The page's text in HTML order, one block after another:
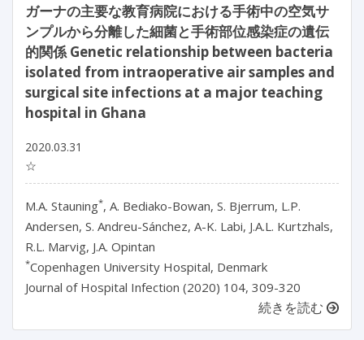
ガーナの主要な教育病院における手術中の空気サ
ンプルから分離した細菌と手術部位感染症の遺伝
的関係 Genetic relationship between bacteria
isolated from intraoperative air samples and
surgical site infections at a major teaching
hospital in Ghana
2020.03.31
☆
M.A. Stauning*, A. Bediako-Bowan, S. Bjerrum, L.P.
Andersen, S. Andreu-Sánchez, A-K. Labi, J.A.L. Kurtzhals,
R.L. Marvig, J.A. Opintan
*Copenhagen University Hospital, Denmark
Journal of Hospital Infection (2020) 104, 309-320
続きを読む